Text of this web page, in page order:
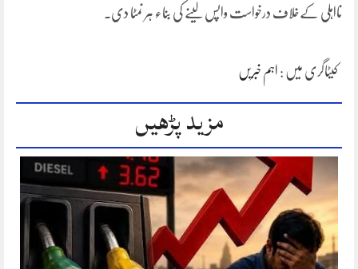
نااہلی کےخلاف درخواست واپس لینے کی بناء ہر نمٹا دی۔
کیٹاگری میں : اہم خبریں
مزید پڑھیں